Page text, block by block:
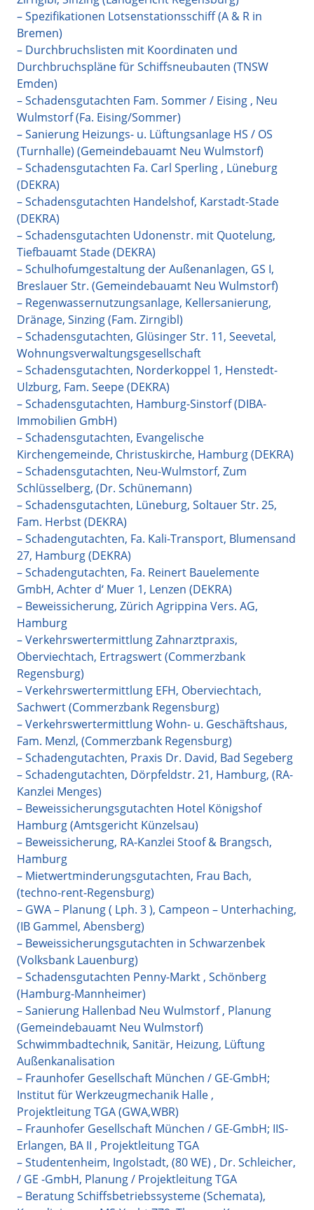
– Spezifikationen Lotsenstationsschiff (A & R in
Bremen)
– Durchbruchslisten mit Koordinaten und
Durchbruchspläne für Schiffsneubauten (TNSW
Emden)
– Schadensgutachten Fam. Sommer / Eising , Neu
Wulmstorf (Fa. Eising/Sommer)
– Sanierung Heizungs- u. Lüftungsanlage HS / OS
(Turnhalle) (Gemeindebauamt Neu Wulmstorf)
– Schadensgutachten Fa. Carl Sperling , Lüneburg
(DEKRA)
– Schadensgutachten Handelshof, Karstadt-Stade
(DEKRA)
– Schadensgutachten Udonenstr. mit Quotelung,
Tiefbauamt Stade (DEKRA)
– Schulhofumgestaltung der Außenanlagen, GS I,
Breslauer Str. (Gemeindebauamt Neu Wulmstorf)
– Regenwassernutzungsanlage, Kellersanierung,
Dränage, Sinzing (Fam. Zirngibl)
– Schadensgutachten, Glüsinger Str. 11, Seevetal,
Wohnungsverwaltungsgesellschaft
– Schadensgutachten, Norderkoppel 1, Henstedt-
Ulzburg, Fam. Seepe (DEKRA)
– Schadensgutachten, Hamburg-Sinstorf (DIBA-
Immobilien GmbH)
– Schadensgutachten, Evangelische
Kirchengemeinde, Christuskirche, Hamburg (DEKRA)
– Schadensgutachten, Neu-Wulmstorf, Zum
Schlüsselberg, (Dr. Schünemann)
– Schadensgutachten, Lüneburg, Soltauer Str. 25,
Fam. Herbst (DEKRA)
– Schadengutachten, Fa. Kali-Transport, Blumensand
27, Hamburg (DEKRA)
– Schadengutachten, Fa. Reinert Bauelemente
GmbH, Achter d‘ Muer 1, Lenzen (DEKRA)
– Beweissicherung, Zürich Agrippina Vers. AG,
Hamburg
– Verkehrswertermittlung Zahnarztpraxis,
Oberviechtach, Ertragswert (Commerzbank
Regensburg)
– Verkehrswertermittlung EFH, Oberviechtach,
Sachwert (Commerzbank Regensburg)
– Verkehrswertermittlung Wohn- u. Geschäftshaus,
Fam. Menzl, (Commerzbank Regensburg)
– Schadengutachten, Praxis Dr. David, Bad Segeberg
– Schadengutachten, Dörpfeldstr. 21, Hamburg, (RA-
Kanzlei Menges)
– Beweissicherungsgutachten Hotel Königshof
Hamburg (Amtsgericht Künzelsau)
– Beweissicherung, RA-Kanzlei Stoof & Brangsch,
Hamburg
– Mietwertminderungsgutachten, Frau Bach,
(techno-rent-Regensburg)
– GWA – Planung ( Lph. 3 ), Campeon – Unterhaching,
(IB Gammel, Abensberg)
– Beweissicherungsgutachten in Schwarzenbek
(Volksbank Lauenburg)
– Schadensgutachten Penny-Markt , Schönberg
(Hamburg-Mannheimer)
– Sanierung Hallenbad Neu Wulmstorf , Planung
(Gemeindebauamt Neu Wulmstorf)
Schwimmbadtechnik, Sanitär, Heizung, Lüftung
Außenkanalisation
– Fraunhofer Gesellschaft München / GE-GmbH;
Institut für Werkzeugmechanik Halle ,
Projektleitung TGA (GWA,WBR)
– Fraunhofer Gesellschaft München / GE-GmbH; IIS-
Erlangen, BA II , Projektleitung TGA
– Studentenheim, Ingolstadt, (80 WE) , Dr. Schleicher,
/ GE -GmbH, Planung / Projektleitung TGA
– Beratung Schiffsbetriebssysteme (Schemata),